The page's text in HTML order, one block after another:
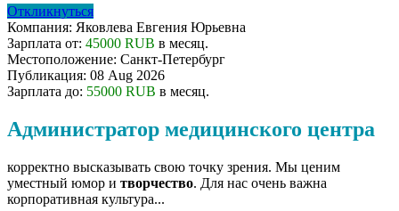
Откликнуться
Компания: Яковлева Евгения Юрьевна
Зарплата от: 45000 RUB в месяц.
Местоположение: Санкт-Петербург
Публикация: 08 Aug 2026
Зарплата до: 55000 RUB в месяц.
Администратор медицинского центра
корректно высказывать свою точку зрения. Мы ценим
уместный юмор и творчество. Для нас очень важна
корпоративная культура...